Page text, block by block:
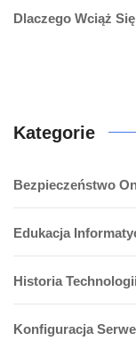
Dlaczego Wciąż
Kategorie
Bezpieczeństwo
Edukacja
Historia Technologii
Konfiguracja